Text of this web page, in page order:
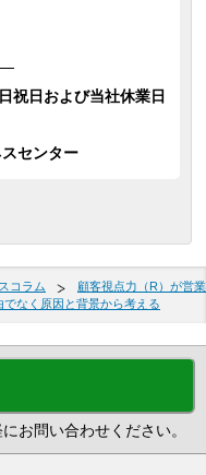
祝日および当社休業日
センター
コラム
顧客視点力（R）が営業
なく原因と背景から考える
お問い合わせください。